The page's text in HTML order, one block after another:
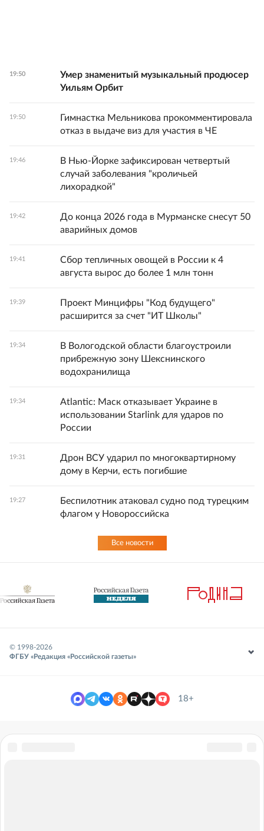
19:50
Умер знаменитый музыкальный продюсер
Уильям Орбит
19:50
Гимнастка Мельникова прокомментировала
отказ в выдаче виз для участия в ЧЕ
19:46
В Нью-Йорке зафиксирован четвертый
случай заболевания "кроличьей
лихорадкой"
19:42
До конца 2026 года в Мурманске снесут 50
аварийных домов
19:41
Сбор тепличных овощей в России к 4
августа вырос до более 1 млн тонн
19:39
Проект Минцифры "Код будущего"
расширится за счет "ИТ Школы"
19:34
В Вологодской области благоустроили
прибрежную зону Шекснинского
водохранилища
19:34
Atlantic: Маск отказывает Украине в
использовании Starlink для ударов по
России
19:31
Дрон ВСУ ударил по многоквартирному
дому в Керчи, есть погибшие
19:27
Беспилотник атаковал судно под турецким
флагом у Новороссийска
Все новости
© 1998-2026
ФГБУ «Редакция «Российской газеты»
18+